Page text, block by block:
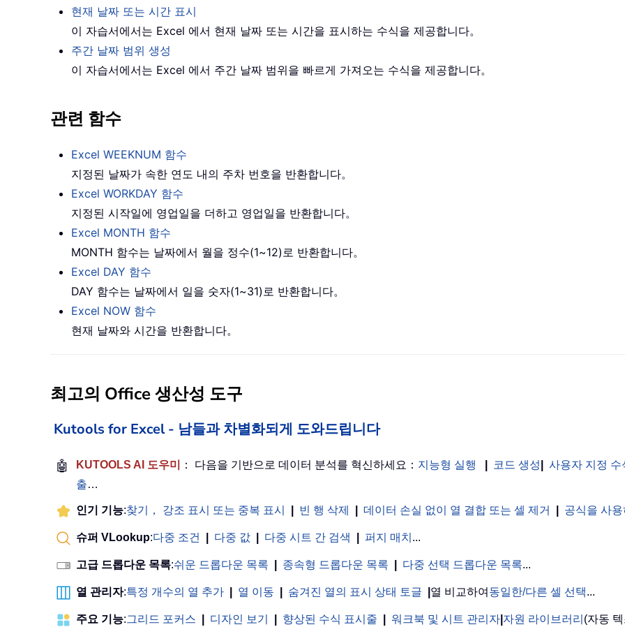
현재 날짜 또는 시간 표시
이 자습서에서는 Excel 에서 현재 날짜 또는 시간을 표시하는 수식을 제공합니다。
주간 날짜 범위 생성
이 자습서에서는 Excel 에서 주간 날짜 범위을 빠르게 가져오는 수식을 제공합니다。
관련 함수
Excel WEEKNUM 함수
지정된 날짜가 속한 연도 내의 주차 번호을 반환합니다。
Excel WORKDAY 함수
지정된 시작일에 영업일을 더하고 영업일을 반환합니다。
Excel MONTH 함수
MONTH 함수는 날짜에서 월을 정수(1~12)로 반환합니다。
Excel DAY 함수
DAY 함수는 날짜에서 일을 숫자(1~31)로 반환합니다。
Excel NOW 함수
현재 날짜와 시간을 반환합니다。
최고의 Office 생산성 도구
Kutools for Excel - 남들과 차별화되게 도와드립니다
🤖 KUTOOLS AI 도우미 ： 다음을 기반으로 데이터 분석를 혁신하세요： 지능형 실행 코드 생성 사용자 지정 수
출…
인기 기능:찾기， 강조 표시 또는 중복 표시 빈 행 삭제 데이터 손실 없이 열 결합 또는 셀 제거 공식을 사
슈퍼 VLookup:다중 조건 다중 값 다중 시트 간 검색 퍼지 매치 ...
고급 드롭다운 목록:쉬운 드롭다운 목록 종속형 드롭다운 목록 다중 선택 드롭다운 목록...
열 관리자:특정 개수의 열 추가 열 이동 숨겨진 열의 표시 상태 토글 열 비교하여 동일한/다른 셀 선택...
주요 기능:그리드 포커스 디자인 보기 향상된 수식 표시줄 워크북 및 시트 관리자 자원 라이브러리 (자동